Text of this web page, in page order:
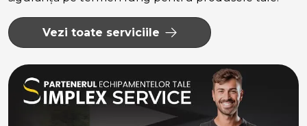
Vezi toate serviciile